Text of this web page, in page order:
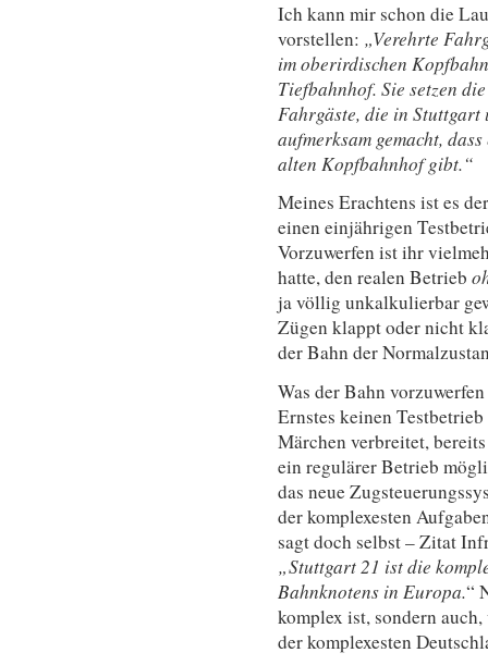
Ich kann mir schon die
vorstellen: „Verehrte
im oberirdischen
Tiefbahnhof. Sie setzen
Fahrgäste, die in Stuttgart
aufmerksam gemacht,
alten Kopfbahnhof gibt.“
Meines Erachtens ist es
einen einjährigen
Vorzuwerfen ist ihr
hatte, den realen Betrieb
ja völlig unkalkulierbar
Zügen klappt oder nicht
der Bahn der
Was der Bahn
Ernstes keinen
Märchen verbreitet,
ein regulärer Betrieb
das neue
der komplexesten
sagt doch selbst – Zitat
„Stuttgart 21 ist die
Bahnknotens in Europa.“
komplex ist, sondern
der komplexesten